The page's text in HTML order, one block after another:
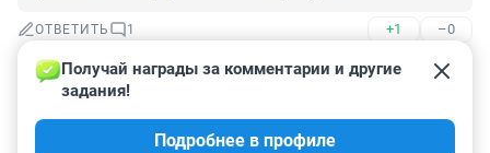
ОТВЕТИТЬ 1 +1 –0
Гость
11 марта 2022, 21:40
Очень смешно! А вы в глаза это море видели?
Покрышки он жег, пожарник блин.....
Получай награды за комментарии и другие
задания!
Подробнее в профиле